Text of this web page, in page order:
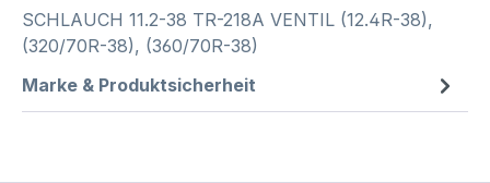
SCHLAUCH 11.2-38 TR-218A VENTIL (12.4R-38),
(320/70R-38), (360/70R-38)
Marke & Produktsicherheit